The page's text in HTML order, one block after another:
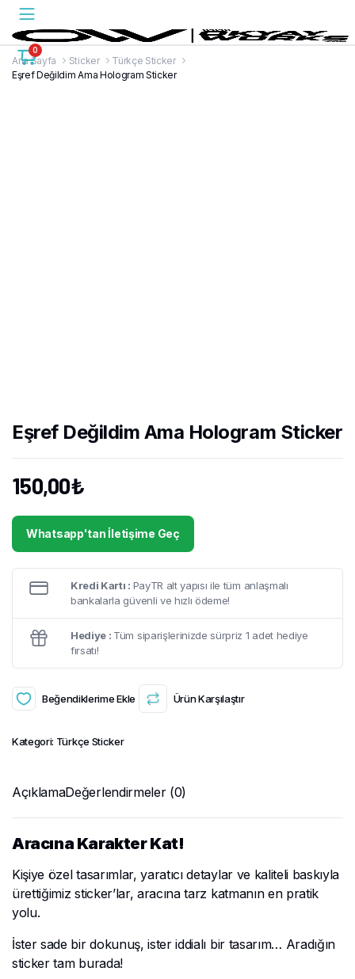
0
Ana Sayfa Sticker
Türkçe Sticker
Eşref Değildim Ama Hologram Sticker
Eşref Değildim Ama Hologram Sticker
150,00₺
Whatsapp'tan İletişime Geç
Kredi Kartı : PayTR alt yapısı ile tüm anlaşmalı
bankalarla güvenli ve hızlı ödeme!
Hediye : Tüm siparişlerinizde sürpriz 1 adet hediye
fırsatı!
Beğendiklerime Ekle Ürün Karşılaştır
Kategori: Türkçe Sticker
AçıklamaDeğerlendirmeler (0)
Aracına Karakter Kat!
Kişiye özel tasarımlar, yaratıcı detaylar ve kaliteli baskıyla
ürettiğimiz sticker’lar, aracına tarz katmanın en pratik
yolu.
İster sade bir dokunuş, ister iddialı bir tasarım… Aradığın
sticker tam burada!